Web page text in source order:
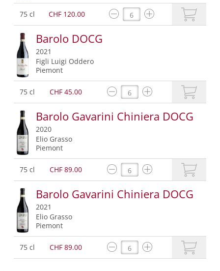
75 cl CHF 120.00
Barolo DOCG
2021
Figli Luigi Oddero
Piemont
75 cl CHF 45.00
Barolo Gavarini Chiniera DOCG
2020
Elio Grasso
Piemont
75 cl CHF 89.00
Barolo Gavarini Chiniera DOCG
2021
Elio Grasso
Piemont
75 cl CHF 89.00